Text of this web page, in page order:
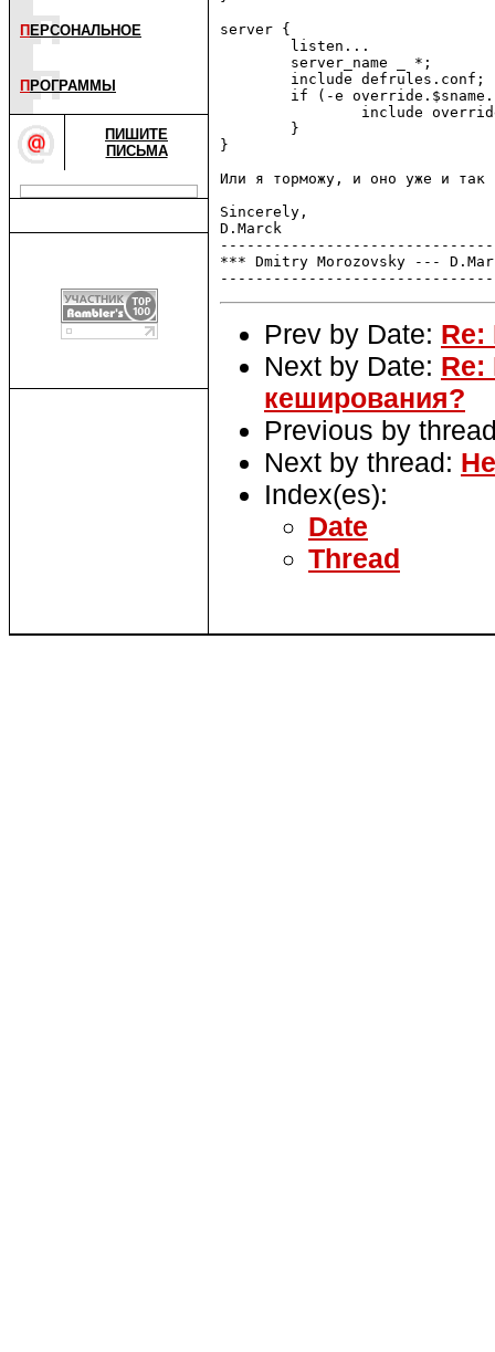
П ЕРСОНАЛЬНОЕ
П РОГРАММЫ
ПИШИТЕ
ПИСЬМА
server {
        listen...
        server_name _ *;
        include defrules.conf;
if (-e
include
        }
}
Или я торможу, и оно уже и так
Sincerely,
D.Marck
*** Dmitry Morozovsky ---
Prev by Date: Re:
Next by Date: Re:
кеширования?
Previous by
Next by thread:
Index(es):
Date
Thread